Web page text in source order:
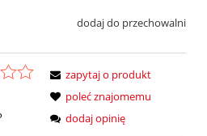
dodaj do przechowalni
zapytaj o produkt
poleć znajomemu
dodaj opinię